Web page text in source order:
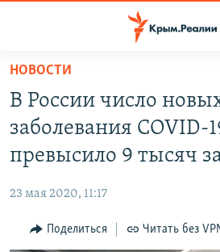
Вернуться
основному
содержанию
главной
Вернутся
СПЕЦПРОЕКТЫ
11 ЛЕТ ОККУПАЦИИ КРЫМА. 11
ЕЩЕ
ИНТЕРАКТИВ
РАДІО СВОБОДА
НОВОСТИ
В России число
заболевания COVID-
превысило 9 тысяч
23 мая 2020, 11:17
Поделиться Читать без